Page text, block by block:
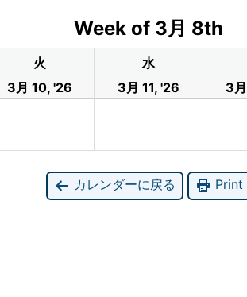
Week of 3月 8th
火 水
3月 10, '26 3月 11, '26 3
カレンダーに戻る Print